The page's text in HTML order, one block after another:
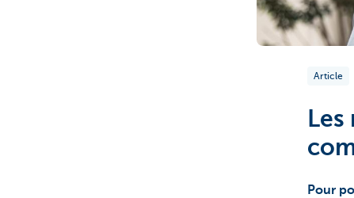
Article
Pour